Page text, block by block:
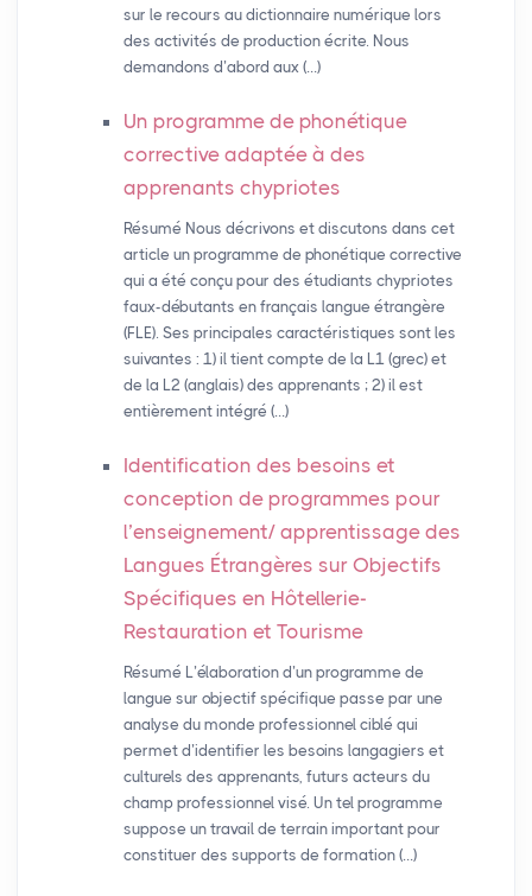
sur le recours au dictionnaire numérique lors
des activités de production écrite. Nous
demandons d’abord aux (…)
Un programme de phonétique
corrective adaptée à des
apprenants chypriotes
Résumé Nous décrivons et discutons dans cet
article un programme de phonétique corrective
qui a été conçu pour des étudiants chypriotes
faux-débutants en français langue étrangère
(FLE). Ses principales caractéristiques sont les
suivantes : 1) il tient compte de la L1 (grec) et
de la L2 (anglais) des apprenants ; 2) il est
entièrement intégré (…)
Identification des besoins et
conception de programmes pour
l’enseignement/ apprentissage des
Langues Étrangères sur Objectifs
Spécifiques en Hôtellerie-
Restauration et Tourisme
Résumé L’élaboration d’un programme de
langue sur objectif spécifique passe par une
analyse du monde professionnel ciblé qui
permet d’identifier les besoins langagiers et
culturels des apprenants, futurs acteurs du
champ professionnel visé. Un tel programme
suppose un travail de terrain important pour
constituer des supports de formation (…)